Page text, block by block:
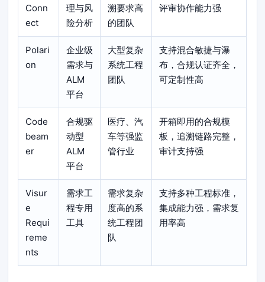
Conn
ect
理与风
险分析
溯要求高
的团队
评审协作能力强
Polari
on
企业级
需求与
ALM
平台
大型复杂
系统工程
团队
支持混合敏捷与瀑
布，合规认证齐全，
可定制性高
Code
beam
er
合规驱
动型
ALM
平台
医疗、汽
车等强监
管行业
开箱即用的合规模
板，追溯链路完整，
审计支持强
Visur
e
Requi
reme
nts
需求工
程专用
工具
需求复杂
度高的系
统工程团
队
支持多种工程标准，
集成能力强，需求复
用率高